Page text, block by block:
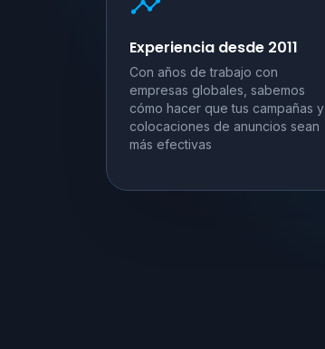
Experiencia desde 2011
Con años de trabajo con
empresas globales, sabemos
cómo hacer que tus campañas y
colocaciones de anuncios sean
más efectivas